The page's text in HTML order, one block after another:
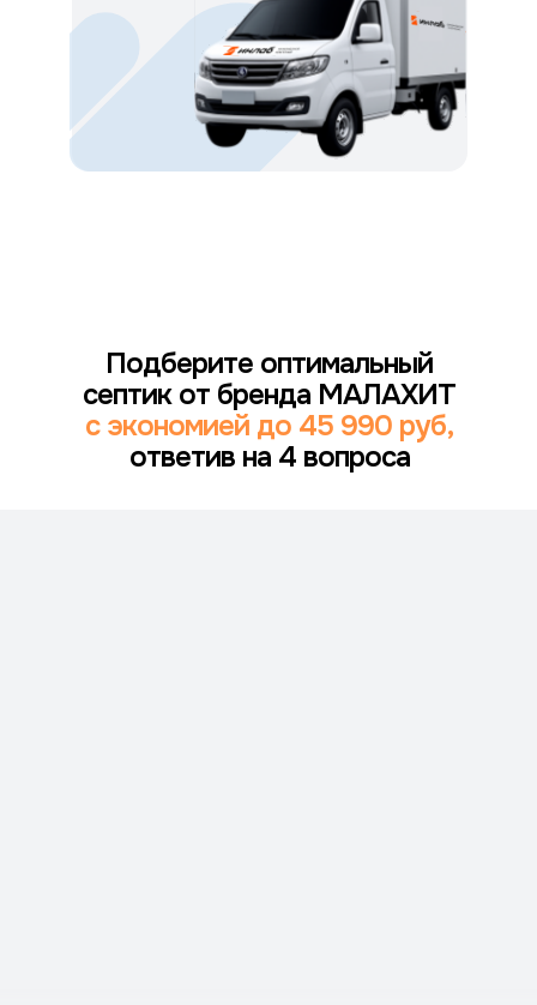
Подберите оптимальный
септик от бренда МАЛАХИТ
с экономией до 45 990 руб,
ответив на 4 вопроса